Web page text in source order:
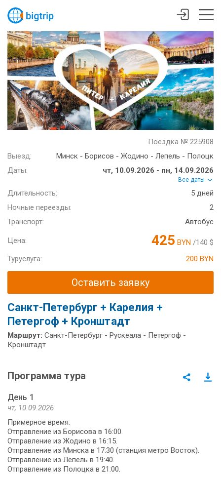
Поездка № 225908
Выезд:
Минск - Борисов - Жодино - Лепель - Полоцк
Даты:
чт, 10.09.2026 - пн, 14.09.2026
Все даты
Длительность:
5 дней
Ночные переезды:
2
Транспорт:
Автобус
Цена: 425 BYN /140 $
Туруслуга:
200 BYN
Оставить заявку
Санкт-Петербург + Карелия +
Петергоф + Кронштадт
Маршрут: Санкт-Петербург - Рускеала - Петергоф -
Кронштадт
Программа тура
День 1
чт, 10.09.2026
Примерное время:
Отправление из Борисова в 16:00.
Отправление из Жодино в 16:15.
Отправление из Минска в 17:30 (станция метро Восток).
Отправление из Лепель в 19:40.
Отправление из Полоцка в 21:00.